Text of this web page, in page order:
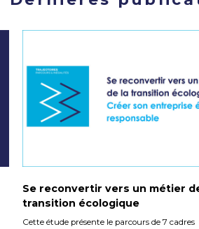
Se reconvertir vers un métier
transition écologique
Cette étude présente le parcours de 7 cadres